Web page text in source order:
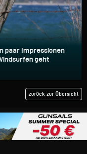
paar Impressionen
geht
zurück zur Übersicht